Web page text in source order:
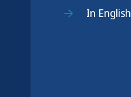
In English